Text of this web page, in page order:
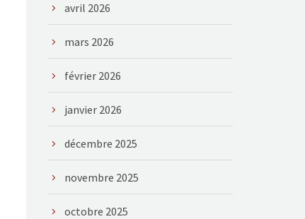
avril 2026
mars 2026
février 2026
janvier 2026
décembre 2025
novembre 2025
octobre 2025